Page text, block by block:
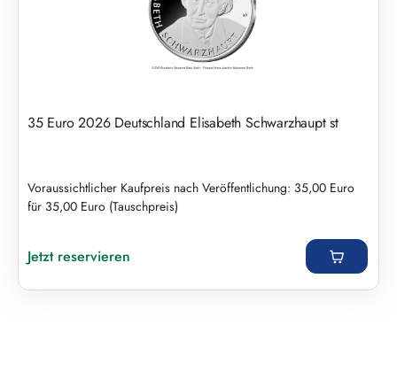
35 Euro 2026 Deutschland Elisabeth Schwarzhaupt st
Voraussichtlicher Kaufpreis nach Veröffentlichung: 35,00 Euro
für 35,00 Euro (Tauschpreis)
Jetzt reservieren